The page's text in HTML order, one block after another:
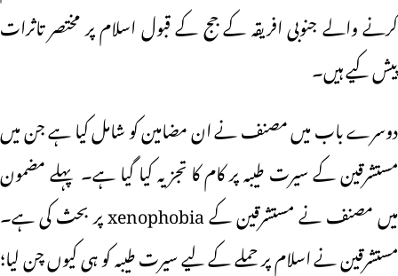
کرنے والے جنوبی افریقہ کے جج کے قبول اسلام پر مختصر تاثرات
پیش کیے ہیں۔
دوسرے باب میں مصنف نے ان مضامین کو شامل کیا ہے جن میں
مستشرقین کے سیرت طیبہ پر کام کا تجزیہ کیا گیا ہے۔ پہلے مضمون
میں مصنف نے مستشرقین کے xenophobia پر بحث کی ہے۔
مستشرقین نے اسلام پر حملے کے لیے سیرت طیبہ کو ہی کیوں چن لیا؛